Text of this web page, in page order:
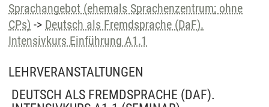
Sprachangebot (ehemals Sprachenzentrum; ohne
CPs) -> Deutsch als Fremdsprache (DaF).
Intensivkurs Einführung A1.1
LEHRVERANSTALTUNGEN
DEUTSCH ALS FREMDSPRACHE (DAF).